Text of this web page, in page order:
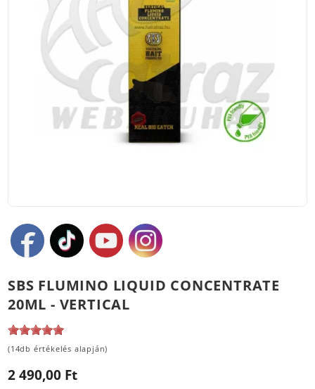
SBS FLUMINO LIQUID CONCENTRATE
20ML - VERTICAL
(14db értékelés alapján)
2 490,00 Ft